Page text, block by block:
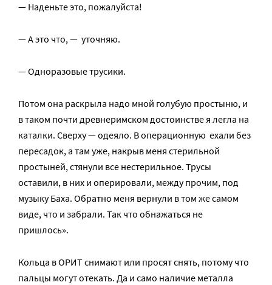
— Наденьте это, пожалуйста!
— А это что, — уточняю.
— Одноразовые трусики.
Потом она раскрыла надо мной голубую простыню, и
в таком почти древнеримском достоинстве я легла на
каталки. Сверху — одеяло. В операционную ехали без
пересадок, а там уже, накрыв меня стерильной
простыней, стянули все нестерильное. Трусы
оставили, в них и оперировали, между прочим, под
музыку Баха. Обратно меня вернули в том же самом
виде, что и забрали. Так что обнажаться не
пришлось».
Кольца в ОРИТ снимают или просят снять, потому что
пальцы могут отекать. Да и само наличие металла